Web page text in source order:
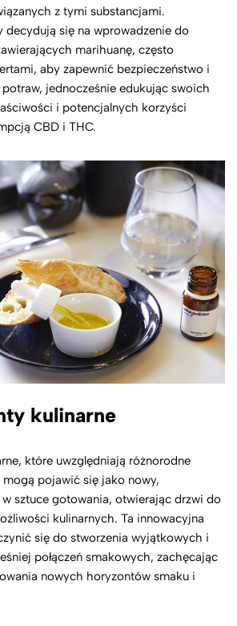
z tymi substancjami.
decydują się na wprowadzenie do
marihuanę, często
aby zapewnić bezpieczeństwo i
jednocześnie edukując swoich
i potencjalnych korzyści
CBD i THC.
kulinarne
które uwzględniają różnorodne
pojawić się jako nowy,
w sztuce gotowania, otwierając drzwi do
kulinarnych. Ta innowacyjna
się do stworzenia wyjątkowych i
połączeń smakowych, zachęcając
nowych horyzontów smaku i